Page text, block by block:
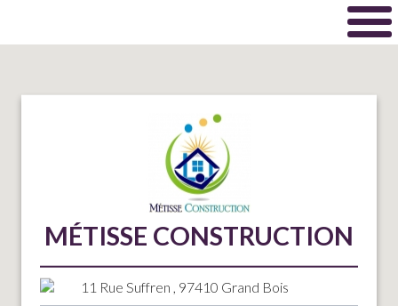
MÉTISSE CONSTRUCTION
11 Rue Suffren , 97410 Grand Bois